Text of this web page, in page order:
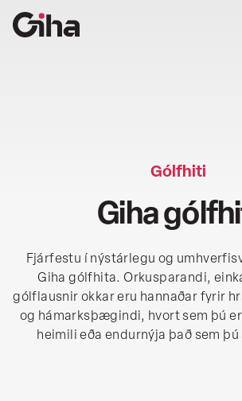
Farðu
beint
Stjórnunaráætlun
Um okkur
Hafðu samband við
Gólfhiti
Giha
Fjárfestu í nýstárlegu og
Giha gólfhita. Orkusparandi,
gólflausnir okkar eru hannaðar fyrir
og hámarksþægindi, hvort sem þú
heimili eða endurnýja það sem